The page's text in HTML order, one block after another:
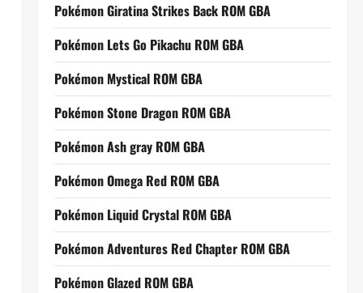
Pokémon Giratina Strikes Back ROM GBA
Pokémon Lets Go Pikachu ROM GBA
Pokémon Mystical ROM GBA
Pokémon Stone Dragon ROM GBA
Pokémon Ash gray ROM GBA
Pokémon Omega Red ROM GBA
Pokémon Liquid Crystal ROM GBA
Pokémon Adventures Red Chapter ROM GBA
Pokémon Glazed ROM GBA